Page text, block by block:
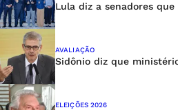
Lula diz a senadores
AVALIAÇÃO
Sidônio diz que
ELEIÇÕES 2026